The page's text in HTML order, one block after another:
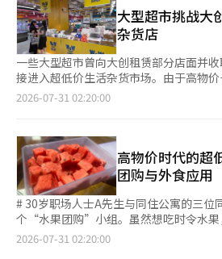
大型超市挑战大
杂货店
一些大型超市曾向大创租赁部分店面并
接进入超低价生活杂货市场。由于高物
比”产品吸引年轻消费者，正在重塑零售
开始运营的超低价生活用品商店“WOW
至13家门店。在116家没有独立店面的易
架上销售30至40种代表性商品。主要商
用品，以及时尚、美妆、数码配件等，价
下。 随着高物价时代的到来，WOW商店的人气也促使其扩张。7
月7日，易买得永平店的WOW商店将店
积从62.8平方米（约19坪）扩大至337平
品类也从1300种增加至1980种。扩张后
2026-07-31 02:20:00
高物价时代的超
团购与外食应用
# 30岁职场人士A先生与同住公寓的三位
个“水果团购”小组。虽然想吃时令水果
都让人感到负担，因此开始了这种分量购
2026-07-31 02:20:00